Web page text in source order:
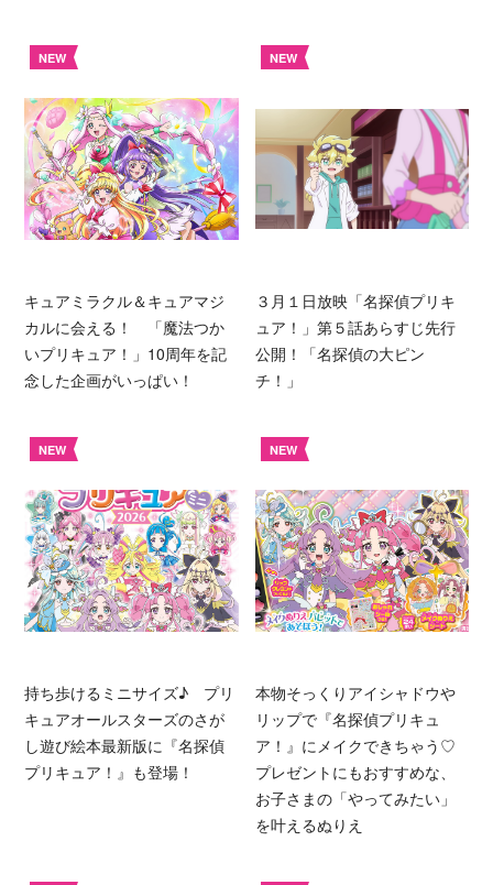
NEW
キュアミラクル＆キュアマジ
カルに会える！ 「魔法つか
いプリキュア！」10周年を記
念した企画がいっぱい！
NEW
３月１日放映「名探偵プリキ
ュア！」第５話あらすじ先行
公開！「名探偵の大ピン
チ！」
NEW
持ち歩けるミニサイズ♪ プリ
キュアオールスターズのさが
し遊び絵本最新版に『名探偵
プリキュア！』も登場！
NEW
本物そっくりアイシャドウや
リップで『名探偵プリキュ
ア！』にメイクできちゃう♡
プレゼントにもおすすめな、
お子さまの「やってみたい」
を叶えるぬりえ